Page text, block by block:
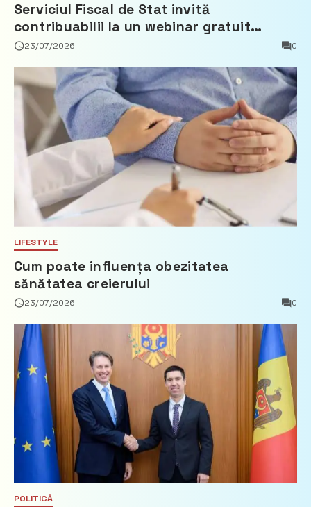
Serviciul Fiscal de Stat invită
contribuabilii la un webinar gratuit
privind calculul impozitului pe bunurile
23/07/2026 0
LIFESTYLE
Cum poate influența obezitatea
sănătatea creierului
23/07/2026 0
POLITICĂ